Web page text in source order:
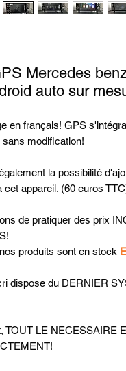
Mercedes
auto sur
en français! GPS
sans modification!
la possibilité
appareil. (60 euros
de pratiquer des prix
produits sont en stock
dispose du DERNIER
TOUT LE NECESSAIRE